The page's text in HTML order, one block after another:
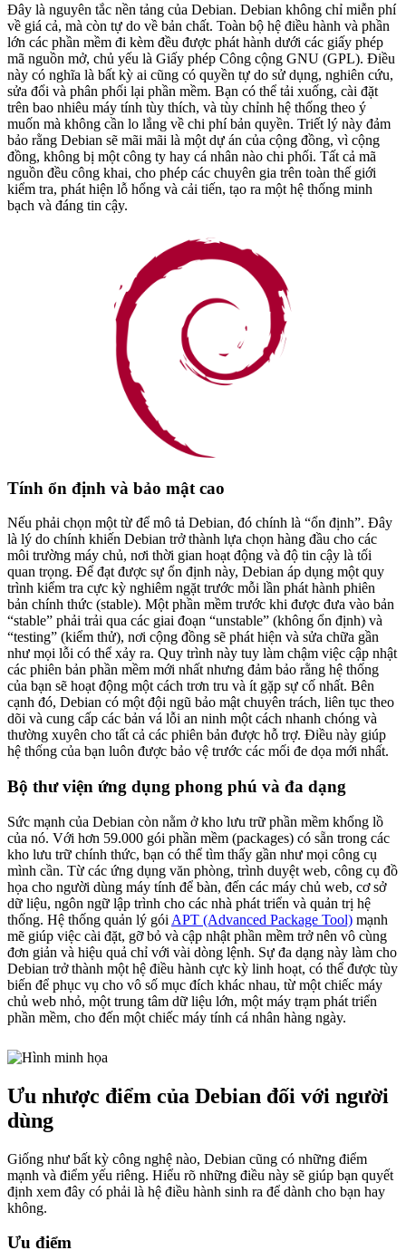
Đây là nguyên tắc nền tảng của Debian. Debian không chỉ miễn phí
về giá cả, mà còn tự do về bản chất. Toàn bộ hệ điều hành và phần
lớn các phần mềm đi kèm đều được phát hành dưới các giấy phép
mã nguồn mở, chủ yếu là Giấy phép Công cộng GNU (GPL). Điều
này có nghĩa là bất kỳ ai cũng có quyền tự do sử dụng, nghiên cứu,
sửa đổi và phân phối lại phần mềm. Bạn có thể tải xuống, cài đặt
trên bao nhiêu máy tính tùy thích, và tùy chỉnh hệ thống theo ý
muốn mà không cần lo lắng về chi phí bản quyền. Triết lý này đảm
bảo rằng Debian sẽ mãi mãi là một dự án của cộng đồng, vì cộng
đồng, không bị một công ty hay cá nhân nào chi phối. Tất cả mã
nguồn đều công khai, cho phép các chuyên gia trên toàn thế giới
kiểm tra, phát hiện lỗ hổng và cải tiến, tạo ra một hệ thống minh
bạch và đáng tin cậy.
Tính ổn định và bảo mật cao
Nếu phải chọn một từ để mô tả Debian, đó chính là “ổn định”. Đây
là lý do chính khiến Debian trở thành lựa chọn hàng đầu cho các
môi trường máy chủ, nơi thời gian hoạt động và độ tin cậy là tối
quan trọng. Để đạt được sự ổn định này, Debian áp dụng một quy
trình kiểm tra cực kỳ nghiêm ngặt trước mỗi lần phát hành phiên
bản chính thức (stable). Một phần mềm trước khi được đưa vào bản
“stable” phải trải qua các giai đoạn “unstable” (không ổn định) và
“testing” (kiểm thử), nơi cộng đồng sẽ phát hiện và sửa chữa gần
như mọi lỗi có thể xảy ra. Quy trình này tuy làm chậm việc cập nhật
các phiên bản phần mềm mới nhất nhưng đảm bảo rằng hệ thống
của bạn sẽ hoạt động một cách trơn tru và ít gặp sự cố nhất. Bên
cạnh đó, Debian có một đội ngũ bảo mật chuyên trách, liên tục theo
dõi và cung cấp các bản vá lỗi an ninh một cách nhanh chóng và
thường xuyên cho tất cả các phiên bản được hỗ trợ. Điều này giúp
hệ thống của bạn luôn được bảo vệ trước các mối đe dọa mới nhất.
Bộ thư viện ứng dụng phong phú và đa dạng
Sức mạnh của Debian còn nằm ở kho lưu trữ phần mềm khổng lồ
của nó. Với hơn 59.000 gói phần mềm (packages) có sẵn trong các
kho lưu trữ chính thức, bạn có thể tìm thấy gần như mọi công cụ
mình cần. Từ các ứng dụng văn phòng, trình duyệt web, công cụ đồ
họa cho người dùng máy tính để bàn, đến các máy chủ web, cơ sở
dữ liệu, ngôn ngữ lập trình cho các nhà phát triển và quản trị hệ
thống. Hệ thống quản lý gói APT (Advanced Package Tool) mạnh
mẽ giúp việc cài đặt, gỡ bỏ và cập nhật phần mềm trở nên vô cùng
đơn giản và hiệu quả chỉ với vài dòng lệnh. Sự đa dạng này làm cho
Debian trở thành một hệ điều hành cực kỳ linh hoạt, có thể được tùy
biến để phục vụ cho vô số mục đích khác nhau, từ một chiếc máy
chủ web nhỏ, một trung tâm dữ liệu lớn, một máy trạm phát triển
phần mềm, cho đến một chiếc máy tính cá nhân hàng ngày.
Ưu nhược điểm của Debian đối với người
dùng
Giống như bất kỳ công nghệ nào, Debian cũng có những điểm
mạnh và điểm yếu riêng. Hiểu rõ những điều này sẽ giúp bạn quyết
định xem đây có phải là hệ điều hành sinh ra để dành cho bạn hay
không.
Ưu điểm